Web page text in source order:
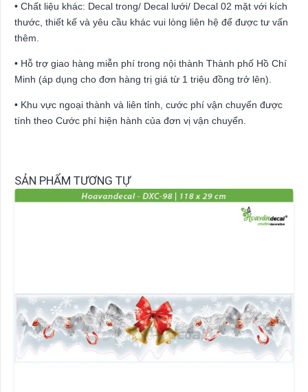
• Chất liệu khác: Decal trong/ Decal lưới/ Decal 02 mặt với kích
thước, thiết kế và yêu cầu khác vui lòng liên hệ để được tư vấn
thêm.
• Hỗ trợ giao hàng miễn phí trong nội thành Thành phố Hồ Chí
Minh (áp dụng cho đơn hàng trị giá từ 1 triệu đồng trở lên).
• Khu vực ngoại thành và liên tỉnh, cước phí vận chuyển được
tính theo Cước phí hiện hành của đơn vị vận chuyển.
SẢN PHẨM TƯƠNG TỰ